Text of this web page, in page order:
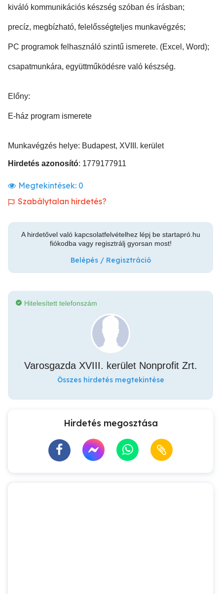
kiváló kommunikációs készség szóban és írásban;
precíz, megbízható, felelősségteljes munkavégzés;
PC programok felhasználó szintű ismerete. (Excel, Word);
csapatmunkára, együttműködésre való készség.
Előny:
E-ház program ismerete
Munkavégzés helye: Budapest, XVIII. kerület
Hirdetés azonosító: 1779177911
Megtekintések: 0
Szabálytalan hirdetés?
A hirdetővel való kapcsolatfelvételhez lépj be startapró.hu
fiókodba vagy regisztrálj gyorsan most!
Belépés / Regisztráció
Hitelesített telefonszám
Varosgazda XVIII. kerület Nonprofit Zrt.
Összes hirdetés megtekintése
Hirdetés megosztása